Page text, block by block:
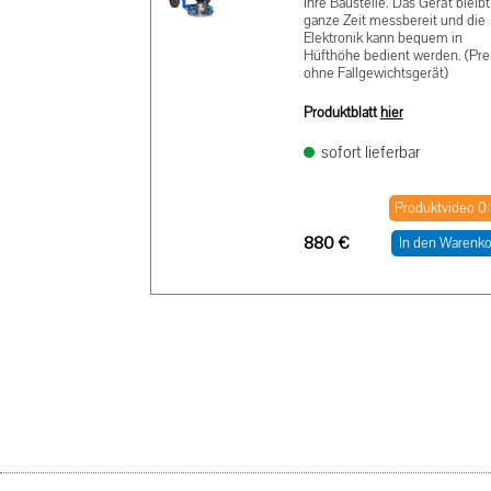
ganze Zeit messbereit und die
Elektronik kann bequem in
Hüfthöhe bedient werden.
ohne Fallgewichtsgerät)
Produktblatthier
sofort lieferbar
Produktvideo
In den
880€